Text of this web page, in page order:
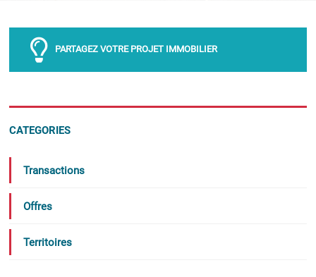
PARTAGEZ VOTRE PROJET IMMOBILIER
CATEGORIES
Transactions
Offres
Territoires